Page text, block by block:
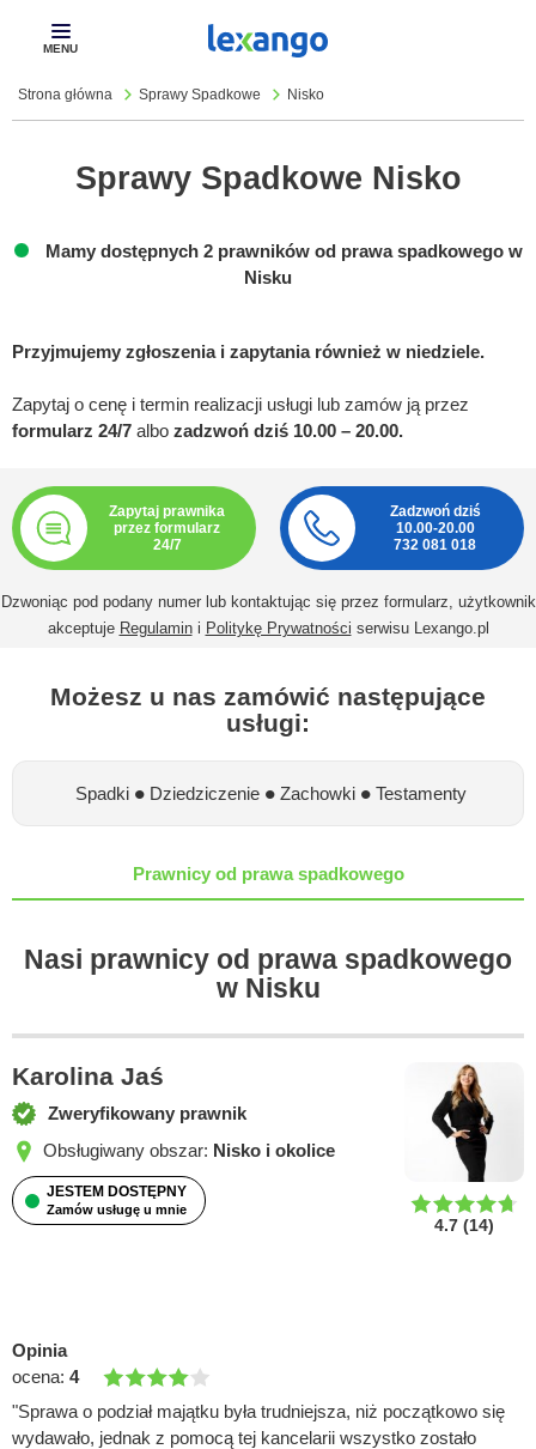
Pokaż
Strona główna Sprawy Spadkowe Nisko
Sprawy Spadkowe Nisko
Mamy dostępnych 2 prawników od prawa spadkowego w
Nisku
Przyjmujemy zgłoszenia i zapytania również w niedziele.
Zapytaj o cenę i termin realizacji usługi lub zamów ją przez
formularz 24/7 albo zadzwoń dziś 10.00 – 20.00.
Zapytaj prawnika
przez formularz
24/7
Zadzwoń dziś
10.00-20.00
732 081 018
Dzwoniąc pod podany numer lub kontaktując się przez formularz, użytkownik
akceptuje Regulamini Politykę Prywatności serwisu Lexango.pl
Możesz u nas zamówić następujące
usługi:
Spadki •Dziedziczenie •Zachowki •Testamenty
Prawnicy od prawa spadkowego
Nasi prawnicy od prawa spadkowego
w Nisku
4.7 (14)
Karolina Jaś
Zweryfikowany prawnik
Obsługiwany obszar: Nisko i okolice
JESTEM DOSTĘPNY
Zamów usługę u mnie
Opinia
ocena: 4
"Sprawa o podział majątku była trudniejsza, niż początkowo się
wydawało, jednak z pomocą tej kancelarii wszystko zostało